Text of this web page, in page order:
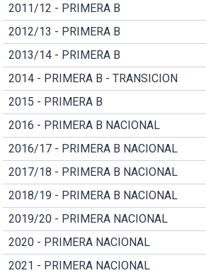
2011/12 - PRIMERA B
2012/13 - PRIMERA B
2013/14 - PRIMERA B
2014 - PRIMERA B - TRANSICION
2015 - PRIMERA B
2016 - PRIMERA B NACIONAL
2016/17 - PRIMERA B NACIONAL
2017/18 - PRIMERA B NACIONAL
2018/19 - PRIMERA B NACIONAL
2019/20 - PRIMERA NACIONAL
2020 - PRIMERA NACIONAL
2021 - PRIMERA NACIONAL